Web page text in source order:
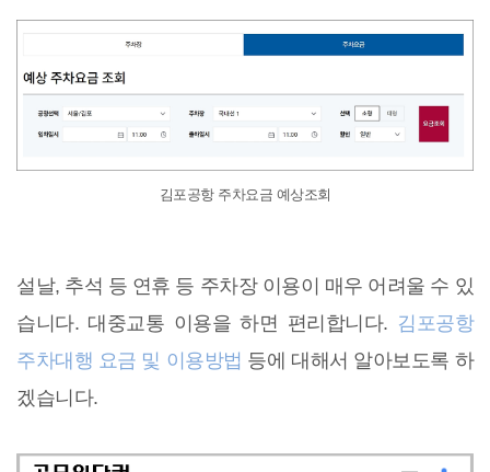
김포공항 주차요금 예상조회
설날, 추석 등 연휴 등 주차장 이용이 매우 어려울 수 있
습니다. 대중교통 이용을 하면 편리합니다. 김포공항
주차대행 요금 및 이용방법 등에 대해서 알아보도록 하
겠습니다.